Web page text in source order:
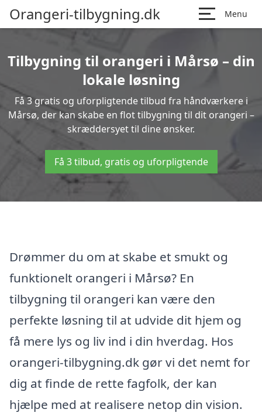
Orangeri-tilbygning.dk Menu
Tilbygning til orangeri i Mårsø – din
lokale løsning
Få 3 gratis og uforpligtende tilbud fra håndværkere i
Mårsø, der kan skabe en flot tilbygning til dit orangeri –
skræddersyet til dine ønsker.
Få 3 tilbud, gratis og uforpligtende
Drømmer du om at skabe et smukt og
funktionelt orangeri i Mårsø? En
tilbygning til orangeri kan være den
perfekte løsning til at udvide dit hjem og
få mere lys og liv ind i din hverdag. Hos
orangeri-tilbygning.dk gør vi det nemt for
dig at finde de rette fagfolk, der kan
hjælpe med at realisere netop din vision.